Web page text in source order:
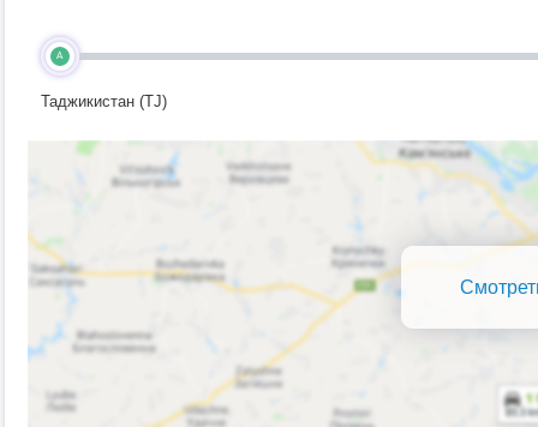
A
Таджикистан (TJ)